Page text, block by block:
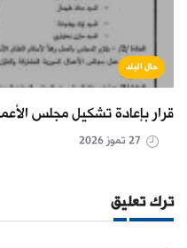
حال البلد
قرار بإعادة تشكيل مجلس
ترك تعليق